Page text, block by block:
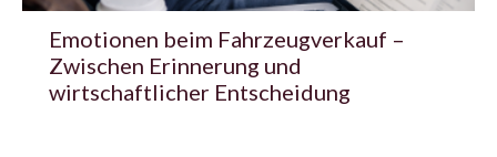
Emotionen beim Fahrzeugverkauf –
Zwischen Erinnerung und
wirtschaftlicher Entscheidung